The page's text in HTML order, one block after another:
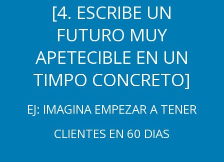
[4. ESCRIBE UN
FUTURO MUY
APETECIBLE EN UN
TIMPO CONCRETO]
EJ: IMAGINA EMPEZAR A TENER
CLIENTES EN 60 DIAS